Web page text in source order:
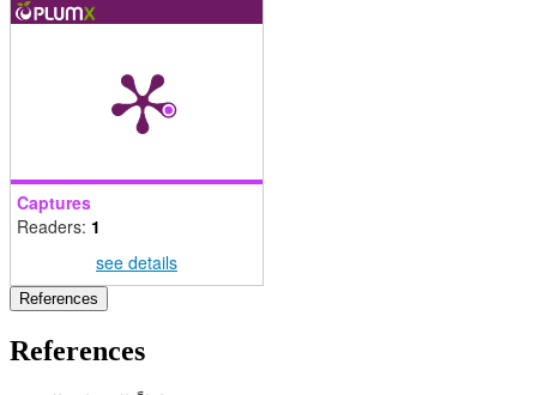
Captures
Readers: 1
see details
References
References